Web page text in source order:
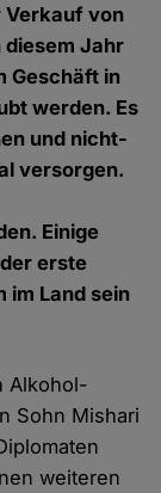
Verkauf von
diesem Jahr
Geschäft in
werden. Es
und nicht-
versorgen.
Einige
erste
im Land sein
Alkohol-
Sohn Mishari
weiteren